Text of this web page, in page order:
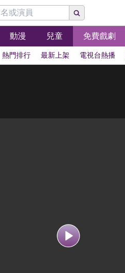
動漫 兒童 免費戲劇
熱門排行 最新上架 電視台熱播